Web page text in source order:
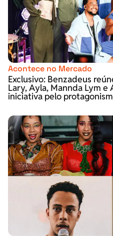
Acontece no Mercado
Exclusivo: Benzadeus
Lary, Ayla, Mannda Lym e
iniciativa pelo